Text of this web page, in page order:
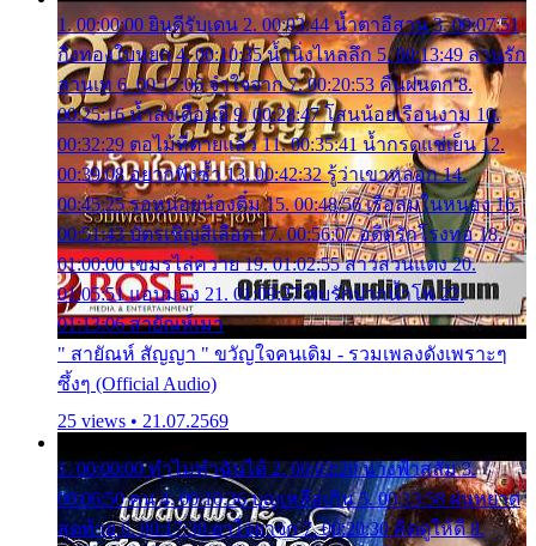
1. 00:00:00 ยินดีรับเดน 2. 00:03:44 น้ำตาอีสาน 3. 00:07:51
กิ่งทองใบหยก 4. 00:10:35 น้ำนิ่งไหลลึก 5. 00:13:49 ลานรัก
ลานเท 6. 00:17:06 จำใจจาก 7. 00:20:53 คืนฝนตก 8.
00:25:16 น้ำลงเดือนยี่ 9. 00:28:47 โสนน้อยเรือนงาม 10.
00:32:29 ตอไม้ที่ตายแล้ว 11. 00:35:41 น้ำกรดแช่เย็น 12.
00:39:08 อยากฟังซ้ำ 13. 00:42:32 รู้ว่าเขาหลอก 14.
00:45:25 รอหน่อยน้องติ๋ม 15. 00:48:56 เรือล่มในหนอง 16.
00:51:43 บัตรเชิญสีเลือด 17. 00:56:07 อดีตรักโรงทอ 18.
01:00:00 เขมรไล่ควาย 19. 01:02:55 สาวสวนแตง 20.
01:05:51 แอบมอง 21. 01:09:27 พบรักปากน้ำโพ 22.
01:13:06 สายัณห์เมา
" สายัณห์ สัญญา " ขวัญใจคนเดิม - รวมเพลงดังเพราะๆ
ซึ้งๆ (Official Audio)
25 views • 21.07.2569
1. 00:00:00 ทำไมทำฉันได้ 2. 00:03:20 นางฟ้าสลัม 3.
00:06:50 คน 4. 00:10:36 บุญเหลือเกิน 5. 00:13:58 ฝนหยาด
สุดท้าย 6. 00:17:30 ยาใจยาจก 7. 00:20:30 คิดดูให้ดี 8.